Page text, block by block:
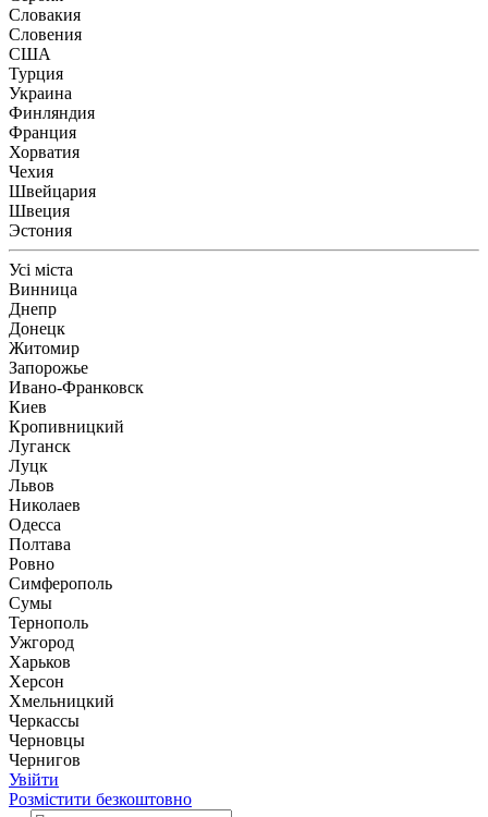
Словакия
Словения
США
Турция
Украина
Финляндия
Франция
Хорватия
Чехия
Швейцария
Швеция
Эстония
Усі міста
Винница
Днепр
Донецк
Житомир
Запорожье
Ивано-Франковск
Киев
Кропивницкий
Луганск
Луцк
Львов
Николаев
Одесса
Полтава
Ровно
Симферополь
Сумы
Тернополь
Ужгород
Харьков
Херсон
Хмельницкий
Черкассы
Чернoвцы
Чернигов
Увійти
Розмістити безкоштовно